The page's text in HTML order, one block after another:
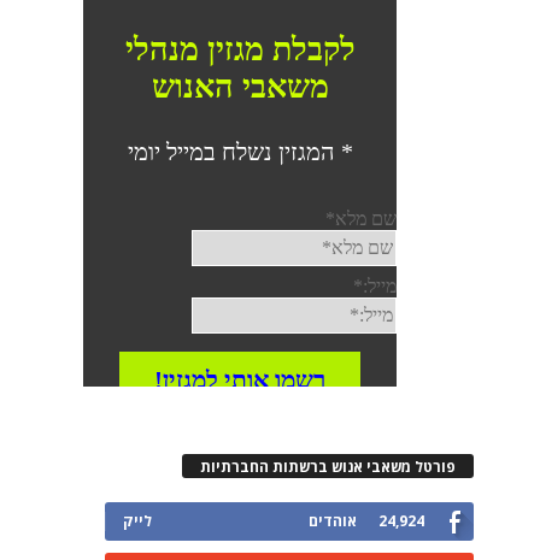
פורטל משאבי אנוש ברשתות החברתיות
24,924 אוהדים לייק